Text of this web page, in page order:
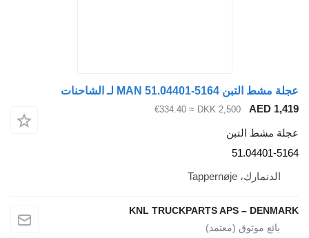
عجلة مشط التبن MAN 51.04401-5164 لـ الشاحنات
AED 1,419
DKK 2,500
≈ €334.40
عجلة مشط التبن
51.04401-5164
الدنمارك، Tappernøje
KNL TRUCKPARTS APS – DENMARK